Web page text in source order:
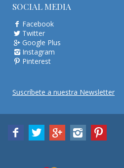
SOCIAL MEDIA
Facebook
Twitter
Google Plus
Instagram
Pinterest
Suscríbete a nuestra Newsletter